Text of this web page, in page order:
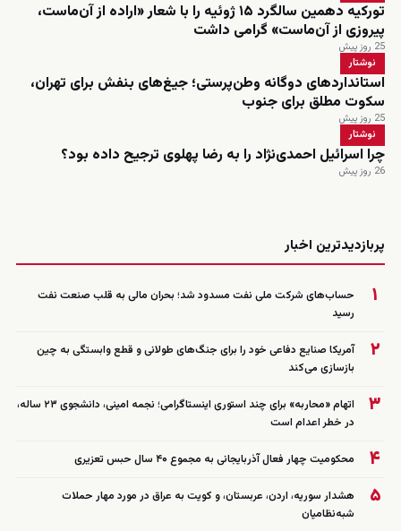
تورکیه دهمین سالگرد ۱۵ ژوئیه را با شعار «اراده از آن‌ماست،
پیروزی از آن‌ماست» گرامی داشت
25 روز پیش
نوشتار
استانداردهای دوگانه وطن‌پرستی؛ جیغ‌های بنفش برای تهران،
سکوت مطلق برای جنوب
25 روز پیش
نوشتار
چرا اسرائیل احمدی‌نژاد را به رضا پهلوی ترجیح داده بود؟
26 روز پیش
پربازدیدترین اخبار
۱
حساب‌های شرکت ملی نفت مسدود شد؛ بحران مالی به قلب صنعت نفت
رسید
۲
آمریکا صنایع دفاعی خود را برای جنگ‌های طولانی و قطع وابستگی به چین
بازسازی می‌کند
۳
اتهام «محاربه» برای چند استوری اینستاگرامی؛ نجمه امینی، دانشجوی ۲۳ ساله،
در خطر اعدام است
۴ محکومیت چهار فعال آذربایجانی به مجموع ۴۰ سال حبس تعزیری
۵
هشدار سوریه، اردن، عربستان، و کویت به عراق در مورد مهار حملات
شبه‌نظامیان